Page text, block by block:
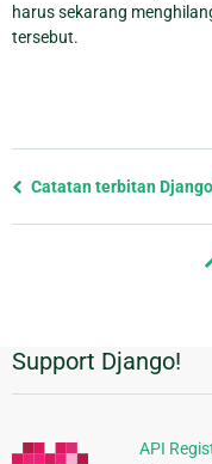
harus sekarang
tersebut.
Previous
Catatan terbitan
Informasi
Tambahan
Support Django!
API